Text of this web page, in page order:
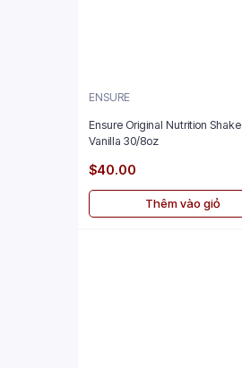
ENSURE
Ensure Original Nutrition Shake
Vanilla 30/8oz
$40.00
Thêm vào giỏ